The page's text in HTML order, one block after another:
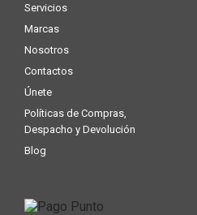
Servicios
Marcas
Nosotros
Contactos
Únete
Políticas de Compras,
Despacho y Devolución
Blog